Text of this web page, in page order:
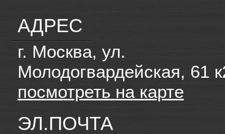
АДРЕС
г. Москва, ул.
Молодогвардейская, 61
посмотреть на карте
ЭЛ.ПОЧТА